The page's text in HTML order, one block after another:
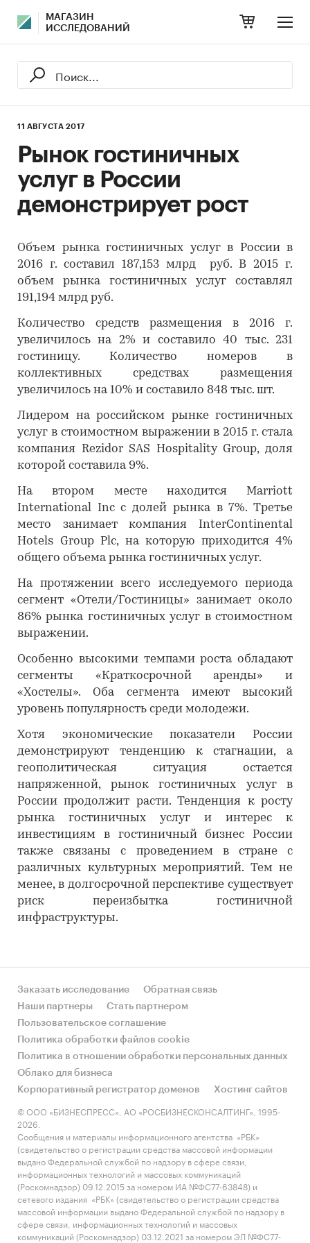
МАГАЗИН
ИССЛЕДОВАНИЙ
11 АВГУСТА 2017
Рынок гостиничных
услуг в России
демонстрирует рост
Объем рынка гостиничных услуг в России в
2016 г. составил 187,153 млрд руб. В 2015 г.
объем рынка гостиничных услуг составлял
191,194 млрд руб.
Количество средств размещения в 2016 г.
увеличилось на 2% и составило 40 тыс. 231
гостиницу. Количество номеров в
коллективных средствах размещения
увеличилось на 10% и составило 848 тыс. шт.
Лидером на российском рынке гостиничных
услуг в стоимостном выражении в 2015 г. стала
компания Rezidor SAS Hospitality Group, доля
которой составила 9%.
На втором месте находится Marriott
International Inc с долей рынка в 7%. Третье
место занимает компания InterContinental
Hotels Group Plc, на которую приходится 4%
общего объема рынка гостиничных услуг.
На протяжении всего исследуемого периода
сегмент «Отели/Гостиницы» занимает около
86% рынка гостиничных услуг в стоимостном
выражении.
Особенно высокими темпами роста обладают
сегменты «Краткосрочной аренды» и
«Хостелы». Оба сегмента имеют высокий
уровень популярность среди молодежи.
Хотя экономические показатели России
демонстрируют тенденцию к стагнации, а
геополитическая ситуация остается
напряженной, рынок гостиничных услуг в
России продолжит расти. Тенденция к росту
рынка гостиничных услуг и интерес к
инвестициям в гостиничный бизнес России
также связаны с проведением в стране с
различных культурных мероприятий. Тем не
менее, в долгосрочной перспективе существует
риск переизбытка гостиничной
инфраструктуры.
Заказать исследование
Обратная связь
Наши партнеры
Стать партнером
Пользовательское соглашение
Политика обработки файлов cookie
Политика в отношении обработки персональных данных
Облако для бизнеса
Корпоративный регистратор доменов
Хостинг сайтов
© ООО «БИЗНЕСПРЕСС», АО «РОСБИЗНЕСКОНСАЛТИНГ», 1995-
2026.
Сообщения и материалы информационного агентства «РБК»
(свидетельство о регистрации средства массовой информации
выдано Федеральной службой по надзору в сфере связи,
информационных технологий и массовых коммуникаций
(Роскомнадзор) 09.12.2015 за номером ИА №ФС77-63848) и
сетевого издания «РБК» (свидетельство о регистрации средства
массовой информации выдано Федеральной службой по надзору в
сфере связи, информационных технологий и массовых
коммуникаций (Роскомнадзор) 03.12.2021 за номером ЭЛ №ФС77-